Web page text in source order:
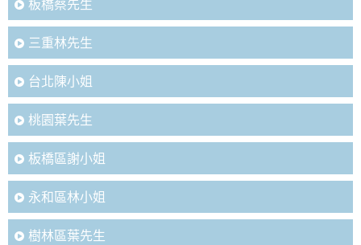
板橋蔡先生
三重林先生
台北陳小姐
桃園葉先生
板橋區謝小姐
永和區林小姐
樹林區葉先生